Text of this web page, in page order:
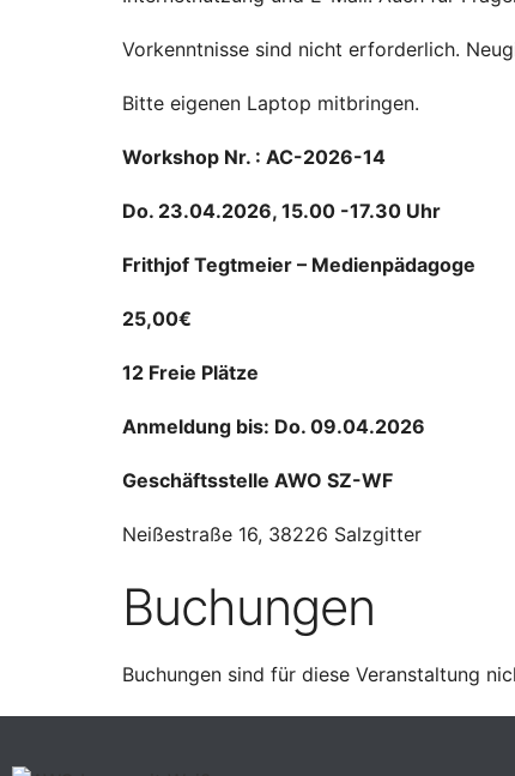
Vorkenntnisse sind nicht erforderlich.
Bitte eigenen Laptop mitbringen.
Workshop Nr. : AC-2026-14
Do. 23.04.2026, 15.00 -17.30 Uhr
Frithjof Tegtmeier – Medienpädagoge
25,00€
12 Freie Plätze
Anmeldung bis: Do. 09.04.2026
Geschäftsstelle AWO SZ-WF
Neißestraße 16, 38226 Salzgitter
Buchungen
Buchungen sind für diese Veranstaltung